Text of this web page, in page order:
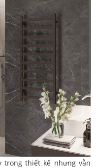
trong thiết kế nhưng vẫn